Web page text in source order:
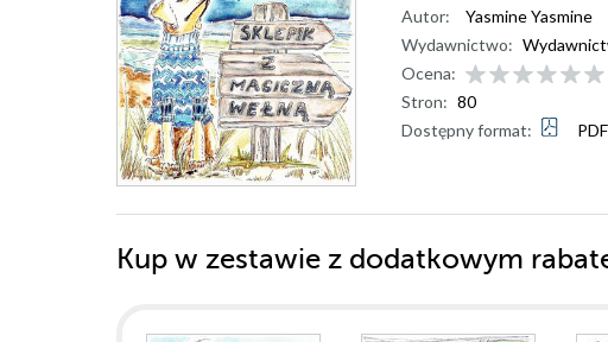
Autor:
Yasmine Yasmine
Wydawnictwo:
Ocena:
Stron: 80
Dostępny format:
PDF
Kup w zestawie z dodatkowym